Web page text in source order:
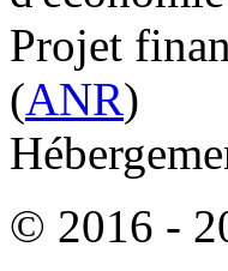
Projet
(ANR)
© 2016 -